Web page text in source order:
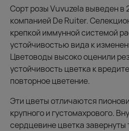
Сорт розы Vuvuzela выведен в
компанией De Ruiter.
крепкой иммунной системой
устойчивостью вида к
Цветоводы высоко оценили
устойчивость цветка к
повторное цветение.
Эти цветы отличаются
крупного и густомахрового.
сердцевине цветка завернуты